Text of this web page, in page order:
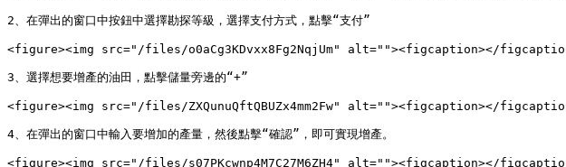
2、在彈出的窗口中按鈕中選擇勘探等級，選擇支付方式，點擊“支付”
<figure><img src="/files/o0aCg3KDvxx8Fg2NqjUm" alt=""><figcaption></
3、選擇想要增產的油田，點擊儲量旁邊的“+”
<figure><img src="/files/ZXQunuQftQBUZx4mm2Fw" alt=""><figcaption></
4、在彈出的窗口中輸入要增加的產量，然後點擊“確認”，即可實現增產。